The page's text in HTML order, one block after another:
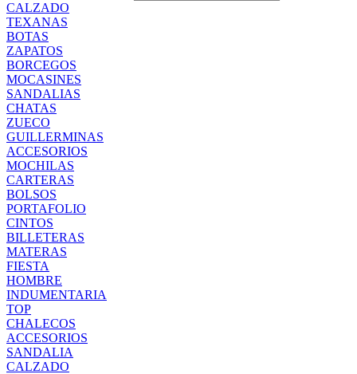
CALZADO
TEXANAS
BOTAS
ZAPATOS
BORCEGOS
MOCASINES
SANDALIAS
CHATAS
ZUECO
GUILLERMINAS
ACCESORIOS
MOCHILAS
CARTERAS
BOLSOS
PORTAFOLIO
CINTOS
BILLETERAS
MATERAS
FIESTA
HOMBRE
INDUMENTARIA
TOP
CHALECOS
ACCESORIOS
SANDALIA
CALZADO